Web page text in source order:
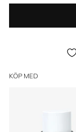
KÖP MED